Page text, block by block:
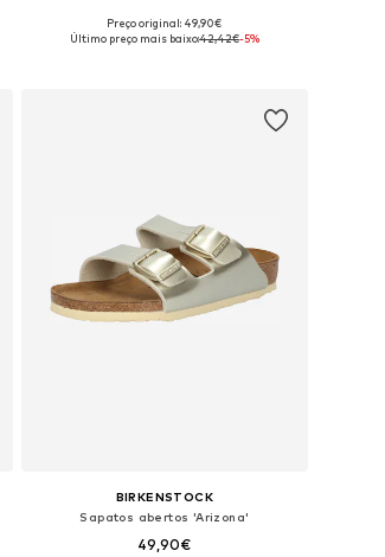
Tamanhos disponíveis: 30, 33, 35
Preço original: 49,90€
Último preço mais baixo:42,42€-5%
BIRKENSTOCK
Sapatos abertos 'Arizona'
49,90€